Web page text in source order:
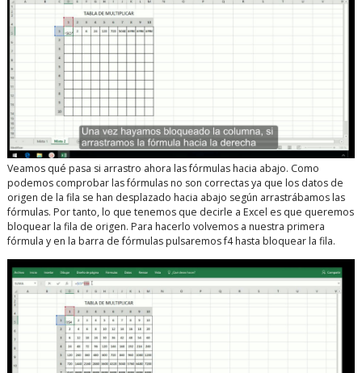
Veamos qué pasa si arrastro ahora las fórmulas hacia abajo. Como
podemos comprobar las fórmulas no son correctas ya que los datos de
origen de la fila se han desplazado hacia abajo según arrastrábamos las
fórmulas. Por tanto, lo que tenemos que decirle a Excel es que queremos
bloquear la fila de origen. Para hacerlo volvemos a nuestra primera
fórmula y en la barra de fórmulas pulsaremos f4 hasta bloquear la fila.